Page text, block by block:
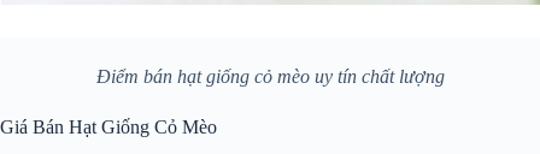
Điểm bán hạt giống cỏ mèo uy tín chất lượng
Giá Bán Hạt Giống Cỏ Mèo